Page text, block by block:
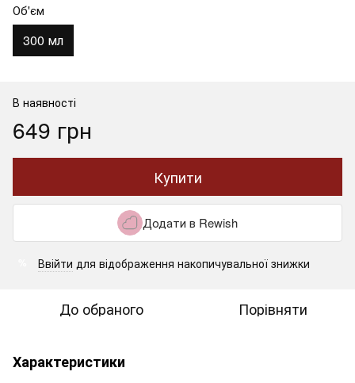
Об'єм
300 мл
В наявності
649 грн
Купити
Додати в Rewish
Ввійти для відображення накопичувальної знижки
До обраного Порівняти
Характеристики